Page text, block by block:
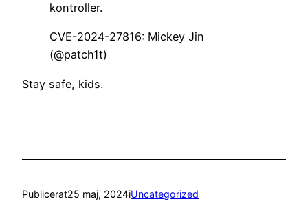
kontroller.
CVE-2024-27816: Mickey Jin
(@patch1t)
Stay safe, kids.
Publicerat25 maj, 2024iUncategorized